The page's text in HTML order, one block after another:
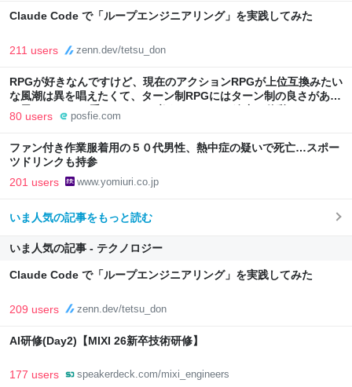
Claude Code で「ループエンジニアリング」を実践してみた
211 users zenn.dev/tetsu_don
RPGが好きなんですけど、現在のアクションRPGが上位互換みたい
な風潮は異を唱えたくて、ターン制RPGにはターン制の良さがある
と思ってます 一手をじっくり考えられたり、途中で休憩したりでき
るのがターン制の良さじゃないですか もっとターン制を煮詰めて欲
しい→「既出だと思うがここはオクトパストラベラーを推したい
(´・ω・｀)」
80 users posfie.com
ファン付き作業服着用の５０代男性、熱中症の疑いで死亡…スポー
ツドリンクも持参
201 users www.yomiuri.co.jp
いま人気の記事をもっと読む
いま人気の記事 - テクノロジー
Claude Code で「ループエンジニアリング」を実践してみた
209 users zenn.dev/tetsu_don
AI研修(Day2)【MIXI 26新卒技術研修】
177 users speakerdeck.com/mixi_engineers